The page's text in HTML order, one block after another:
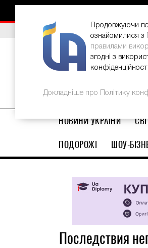
ВИБІР РЕДАКЦІЇ В
НОВИНИ УКРАЇНИ
ПОДОРОЖІ
ШОУ-
Последствия
Продовжуючи
ознайомилися з
правилами
згодні з
Докладніше про Політику